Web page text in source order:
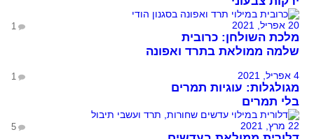
20 אפריל, 2021 1
מלכת השולחן: כרובית
שלמה ממולאת בתרד ואפונה
4 אפריל, 2021 1
מגולגלות: עוגיות תמרים
בלי תמרים
22 מרץ, 2021 5